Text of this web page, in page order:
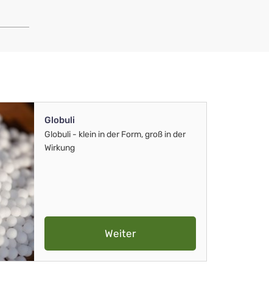
Globuli
Globuli - klein in der Form, groß in der
Wirkung
Weiter